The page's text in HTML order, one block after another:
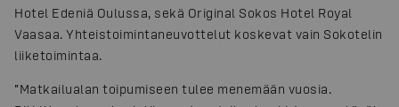
Hotel Edeniä Oulussa, sekä Original Sokos Hotel Royal
Vaasaa. Yhteistoimintaneuvottelut koskevat vain Sokotelin
liiketoimintaa.
”Matkailualan toipumiseen tulee menemään vuosia.